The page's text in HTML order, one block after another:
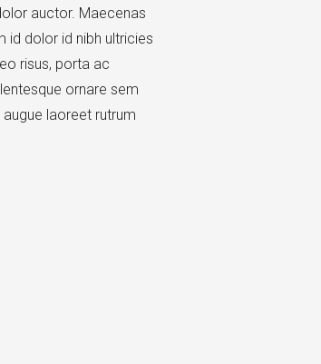
auctor. Maecenas
id dolor id nibh ultricies
risus, porta ac
ornare sem
laoreet rutrum